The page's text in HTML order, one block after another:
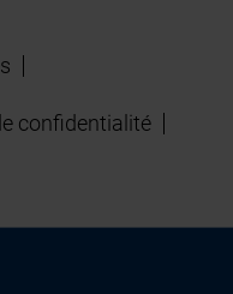
confidentialité